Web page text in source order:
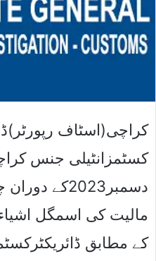
کراچی(اسٹاف
مالیت کی اسمگل
کے مطابق